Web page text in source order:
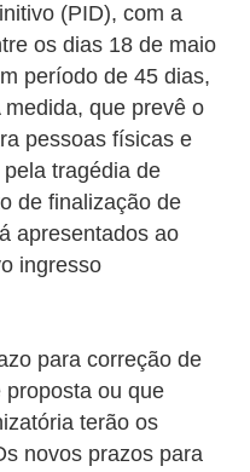
(PID), com a
os dias 18 de maio
período de 45 dias,
que prevê o
pessoas físicas e
tragédia de
de finalização de
apresentados ao
ingresso
para correção de
ou que
terão os
novos prazos para